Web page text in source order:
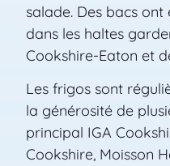
salade. Des bacs
dans les haltes
Cookshire-Eaton et
Les frigos sont
la générosité de
principal IGA
Cookshire, Moisson